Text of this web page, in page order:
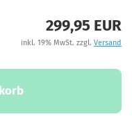
299,95 EUR
inkl. 19% MwSt. zzgl. Versand